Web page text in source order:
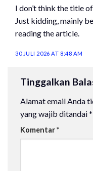
I don’t think the title
Just kidding, mainly
reading the article.
30 JULI 2026 AT 8:48 AM
Tinggalkan
Alamat email Anda
yang wajib ditandai*
Komentar*